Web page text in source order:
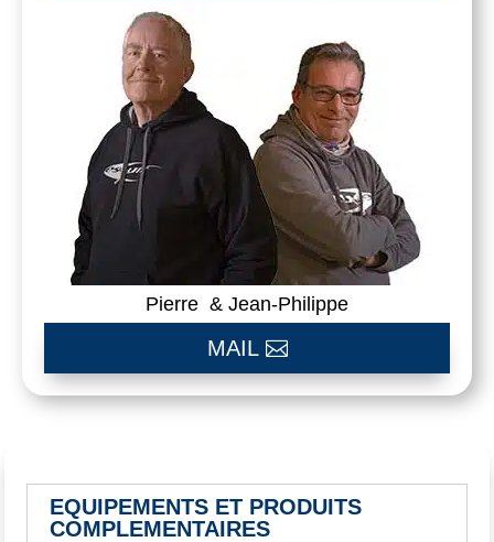
Pierre & Jean-Philippe
MAIL
EQUIPEMENTS ET PRODUITS
COMPLEMENTAIRES